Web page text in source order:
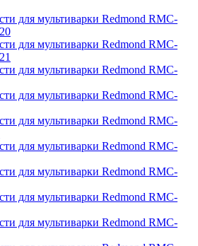
для мультиварки Redmond RMC-
для мультиварки Redmond RMC-
для мультиварки Redmond RMC-
для мультиварки Redmond RMC-
для мультиварки Redmond RMC-
для мультиварки Redmond RMC-
для мультиварки Redmond RMC-
для мультиварки Redmond RMC-
для мультиварки Redmond RMC-